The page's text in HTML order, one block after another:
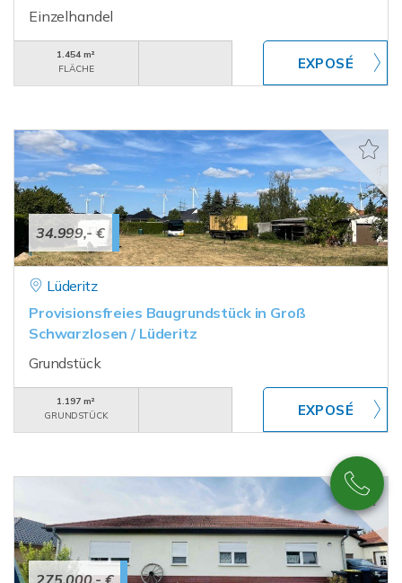
Einzelhandel
1.454 m²
FLÄCHE
34.999,- €
Lüderitz
Provisionsfreies Baugrundstück in Groß
Schwarzlosen / Lüderitz
Grundstück
1.197 m²
GRUNDSTÜCK
275.000,- €